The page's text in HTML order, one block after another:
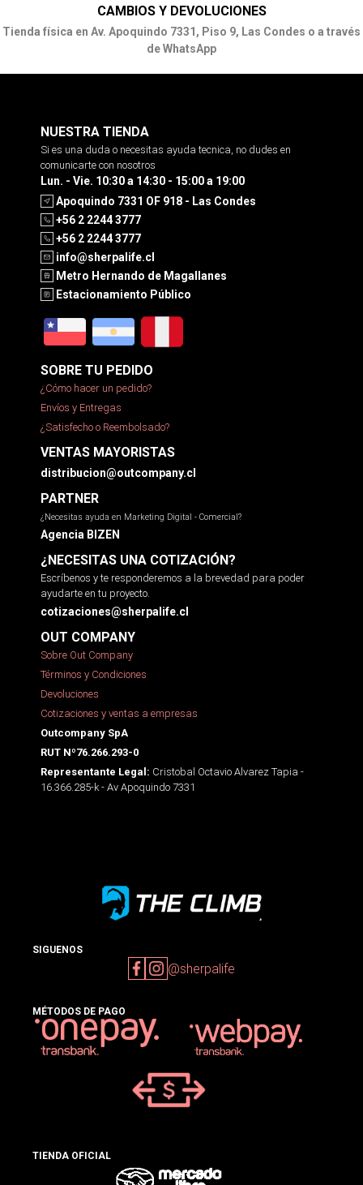
CAMBIOS Y DEVOLUCIONES
Tienda física en Av. Apoquindo 7331, Piso 9, Las Condes o a través
de WhatsApp
NUESTRA TIENDA
Si es una duda o necesitas ayuda tecnica, no dudes en
comunicarte con nosotros
Lun. - Vie. 10:30 a 14:30 - 15:00 a 19:00
Apoquindo 7331 OF 918 - Las Condes
+56 2 2244 3777
+56 2 2244 3777
info@sherpalife.cl
Metro Hernando de Magallanes
Estacionamiento Público
SOBRE TU PEDIDO
¿Cómo hacer un pedido?
Envíos y Entregas
¿Satisfecho o Reembolsado?
VENTAS MAYORISTAS
distribucion@outcompany.cl
PARTNER
¿Necesitas ayuda en Marketing Digital - Comercial?
Agencia BIZEN
¿NECESITAS UNA COTIZACIÓN?
Escríbenos y te responderemos a la brevedad para poder
ayudarte en tu proyecto.
cotizaciones@sherpalife.cl
OUT COMPANY
Sobre Out Company
Términos y Condiciones
Devoluciones
Cotizaciones y ventas a empresas
Outcompany SpA
RUT Nº76.266.293-0
Representante Legal: Cristobal Octavio Alvarez Tapia -
16.366.285-k - Av Apoquindo 7331
SIGUENOS
@sherpalife
MÉTODOS DE PAGO
TIENDA OFICIAL